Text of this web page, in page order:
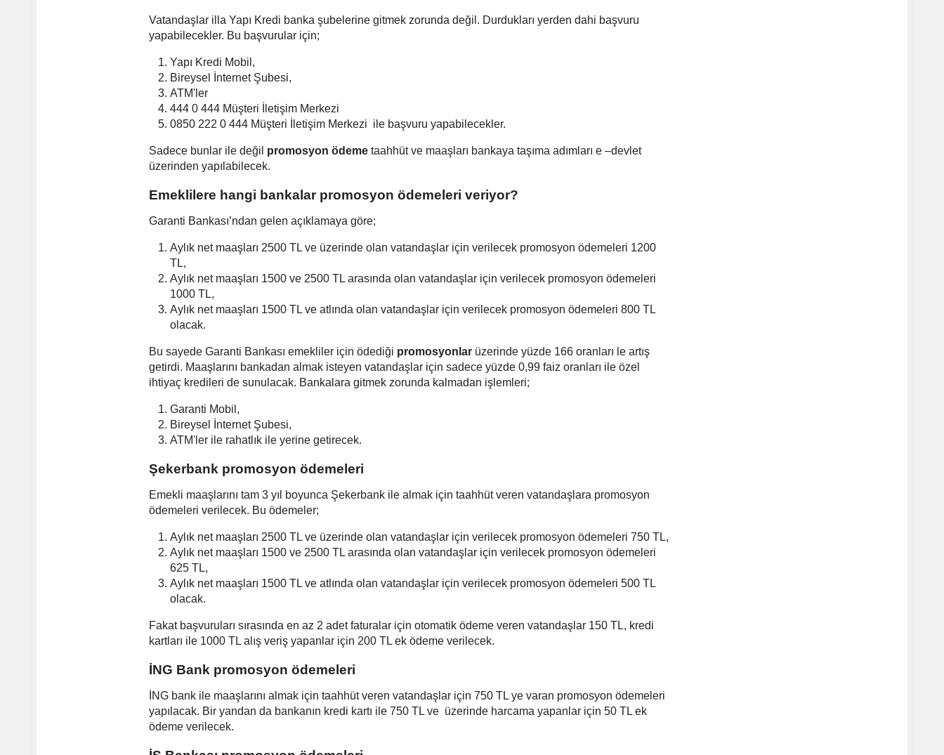
Vatandaşlar illa Yapı Kredi banka şubelerine gitmek zorunda değil. Durdukları yerden dahi başvuru
yapabilecekler. Bu başvurular için;
Yapı Kredi Mobil,
Bireysel İnternet Şubesi,
ATM'ler
444 0 444 Müşteri İletişim Merkezi
0850 222 0 444 Müşteri İletişim Merkezi ile başvuru yapabilecekler.
Sadece bunlar ile değil promosyon ödeme taahhüt ve maaşları bankaya taşıma adımları e –devlet
üzerinden yapılabilecek.
Emeklilere hangi bankalar promosyon ödemeleri veriyor?
Garanti Bankası’ndan gelen açıklamaya göre;
Aylık net maaşları 2500 TL ve üzerinde olan vatandaşlar için verilecek promosyon ödemeleri 1200
TL,
Aylık net maaşları 1500 ve 2500 TL arasında olan vatandaşlar için verilecek promosyon ödemeleri
1000 TL,
Aylık net maaşları 1500 TL ve atlında olan vatandaşlar için verilecek promosyon ödemeleri 800 TL
olacak.
Bu sayede Garanti Bankası emekliler için ödediği promosyonlar üzerinde yüzde 166 oranları le artış
getirdi. Maaşlarını bankadan almak isteyen vatandaşlar için sadece yüzde 0,99 faiz oranları ile özel
ihtiyaç kredileri de sunulacak. Bankalara gitmek zorunda kalmadan işlemleri;
Garanti Mobil,
Bireysel İnternet Şubesi,
ATM'ler ile rahatlık ile yerine getirecek.
Şekerbank promosyon ödemeleri
Emekli maaşlarını tam 3 yıl boyunca Şekerbank ile almak için taahhüt veren vatandaşlara promosyon
ödemeleri verilecek. Bu ödemeler;
Aylık net maaşları 2500 TL ve üzerinde olan vatandaşlar için verilecek promosyon ödemeleri 750 TL,
Aylık net maaşları 1500 ve 2500 TL arasında olan vatandaşlar için verilecek promosyon ödemeleri
625 TL,
Aylık net maaşları 1500 TL ve atlında olan vatandaşlar için verilecek promosyon ödemeleri 500 TL
olacak.
Fakat başvuruları sırasında en az 2 adet faturalar için otomatik ödeme veren vatandaşlar 150 TL, kredi
kartları ile 1000 TL alış veriş yapanlar için 200 TL ek ödeme verilecek.
İNG Bank promosyon ödemeleri
İNG bank ile maaşlarını almak için taahhüt veren vatandaşlar için 750 TL ye varan promosyon ödemeleri
yapılacak. Bir yandan da bankanın kredi kartı ile 750 TL ve üzerinde harcama yapanlar için 50 TL ek
ödeme verilecek.